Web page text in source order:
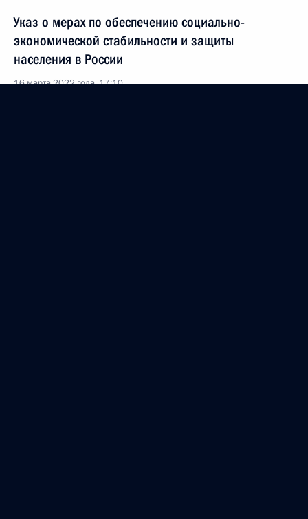
Указ о мерах по обеспечению социально-
экономической стабильности и защиты
населения в России
16 марта 2022 года, 17:10